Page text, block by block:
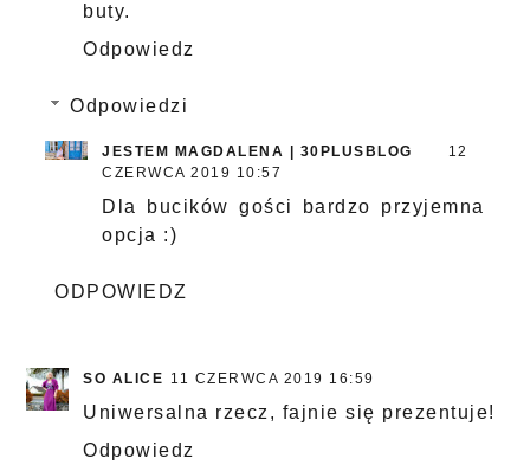
buty.
Odpowiedz
Odpowiedzi
JESTEM MAGDALENA | 30PLUSBLOG
12
CZERWCA 2019 10:57
Dla bucików gości bardzo przyjemna
opcja :)
ODPOWIEDZ
SO ALICE 11 CZERWCA 2019 16:59
Uniwersalna rzecz, fajnie się prezentuje!
Odpowiedz